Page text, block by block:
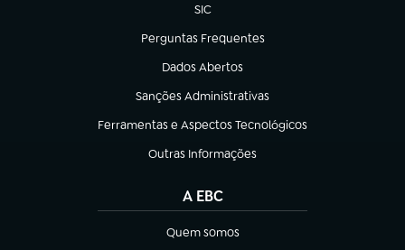
SIC
(abre em nova aba)
Perguntas Frequentes
(abre em nova aba)
Dados Abertos
(abre em nova aba)
Sanções Administrativas
(abre em nova aba)
Ferramentas e Aspectos Tecnológicos
(abre em nova aba)
Outras Informações
(abre em nova aba)
A EBC
Quem somos
(abre em nova aba)